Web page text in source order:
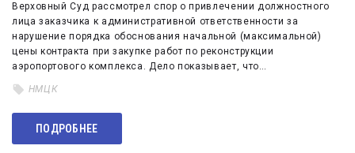
Верховный Суд рассмотрел спор о привлечении должностного
лица заказчика к административной ответственности за
нарушение порядка обоснования начальной (максимальной)
цены контракта при закупке работ по реконструкции
аэропортового комплекса. Дело показывает, что…
НМЦК
ПОДРОБНЕЕ